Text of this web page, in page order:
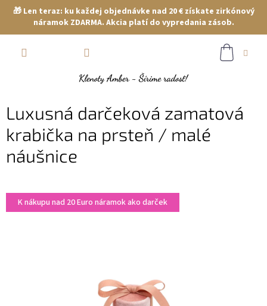
🎁 Len teraz: ku každej objednávke nad 20 € získate zirkónový
náramok ZDARMA. Akcia platí do vypredania zásob.
Luxusná darčeková zamatová
krabička na prsteň / malé
náušnice
K nákupu nad 20 Euro náramok ako darček